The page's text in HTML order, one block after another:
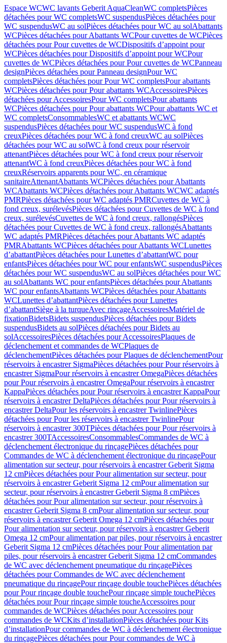
Espace WCWC lavants Geberit AquaCleanWC completsPièces
détachées pour WC completsWC suspendusPièces détachées pour
WC suspendusWC au solPièces détachées pour WC au solAbattants
WCPièces détachées pour Abattants WCPour cuvettes de WCPièces
détachées pour Pour cuvettes de WCDispositifs d’appoint pour
WCPièces détachées pour Dispositifs d’appoint pour WCPour
cuvettes de WCPièces détachées pour Pour cuvettes de WCPanneau
designPièces détachées pour Panneau designPour WC
completsPièces détachées pour Pour WC completsPour abattants
WCPièces détachées pour Pour abattants WCAccessoiresPièces
détachées pour AccessoiresPour WC completsPour abattants
WCPièces détachées pour Pour abattants WCPour abattants WC et
WC completsConsommablesWC et abattants WCWC
suspendusPièces détachées pour WC suspendusWC à fond
creuxPièces détachées pour WC à fond creuxWC au solPièces
détachées pour WC au solWC à fond creux pour réservoir
attenantPièces détachées pour WC à fond creux pour réservoir
attenantWC à fond creuxPièces détachées pour WC à fond
creuxRéservoirs apparents pour WC, en céramique
sanitaireAttenantAbattants WCPièces détachées pour Abattants
WCAbattants WCPièces détachées pour Abattants WCWC adaptés
PMRPièces détachées pour WC adaptés PMRCuvettes de WC à
fond creux, surélevésPièces détachées pour Cuvettes de WC à fond
creux, surélevésCuvettes de WC à fond creux, rallongésPièces
détachées pour Cuvettes de WC à fond creux, rallongésAbattants
WC adaptés PMRPièces détachées pour Abattants WC adaptés
PMRAbattants WCPièces détachées pour Abattants WCLunettes
d’abattantPièces détachées pour Lunettes d’abattantWC pour
enfantsPièces détachées pour WC pour enfantsWC suspendusPièces
détachées pour WC suspendusWC au solPièces détachées pour WC
au solAbattants WC pour enfantsPièces détachées pour Abattants
WC pour enfantsAbattants WCPièces détachées pour Abattants
WCLunettes d’abattantPièces détachées pour Lunettes
d’abattantSiège à la turqueAvec rinçageAccessoiresMatériel de
fixationBidetsBidets suspendusPièces détachées pour Bidets
suspendusBidets au solPièces détachées pour Bidets au
solAccessoiresPièces détachées pour AccessoiresPlaques de
déclenchement et commandes de WCPlaques de
déclenchementPièces détachées pour Plaques de déclenchementPour
réservoirs à encastrer SigmaPièces détachées pour Pour réservoirs à
encastrer SigmaPour réservoirs à encastrer OmegaPièces détachées
pour Pour réservoirs à encastrer OmegaPour réservoirs à encastrer
KappaPièces détachées pour Pour réservoirs à encastrer KappaPour
réservoirs à encastrer DeltaPièces détachées pour Pour réservoirs à
encastrer DeltaPour les réservoirs à encastrer TwinlinePièces
détachées pour Pour les réservoirs à encastrer TwinlinePour
réservoirs à encastrer 300TPièces détachées pour Pour réservoirs à
encastrer 300TAccessoiresConsommablesCommandes de WC à
déclenchement électronique du rinçagePièces détachées pour
Commandes de WC à déclenchement électronique du rinçagePour
alimentation sur secteur, pour réservoirs à encastrer Geberit Sigma
12 cmPièces détachées pour Pour alimentation sur secteur, pour
réservoirs à encastrer Geberit Sigma 12 cmPour alimentation sur
secteur, pour réservoirs à encastrer Geberit Sigma 8 cmPièces
détachées pour Pour alimentation sur secteur, pour réservoirs à
encastrer Geberit Sigma 8 cmPour alimentation sur secteur, pour
réservoirs à encastrer Geberit Omega 12 cmPièces détachées pour
Pour alimentation sur secteur, pour réservoirs à encastrer Geberit
Omega 12 cmPour alimentation par piles, pour réservoirs à encastrer
Geberit Sigma 12 cmPièces détachées pour Pour alimentation par
piles, pour réservoirs à encastrer Geberit Sigma 12 cmCommandes
de WC avec déclenchement pneumatique du rinçagePièces
détachées pour Commandes de WC avec déclenchement
pneumatique du rinçagePour rinçage double touchePièces détachées
pour Pour rinçage double touchePour rinçage simple touchePièces
détachées pour Pour rinçage simple toucheAccessoires pour
commandes de WCPièces détachées pour Accessoires pour
commandes de WCKits d’installationPièces détachées pour Kits
d’installationPour commandes de WC à déclenchement électronique
du rinçagePièces détachées pour Pour commandes de WC à